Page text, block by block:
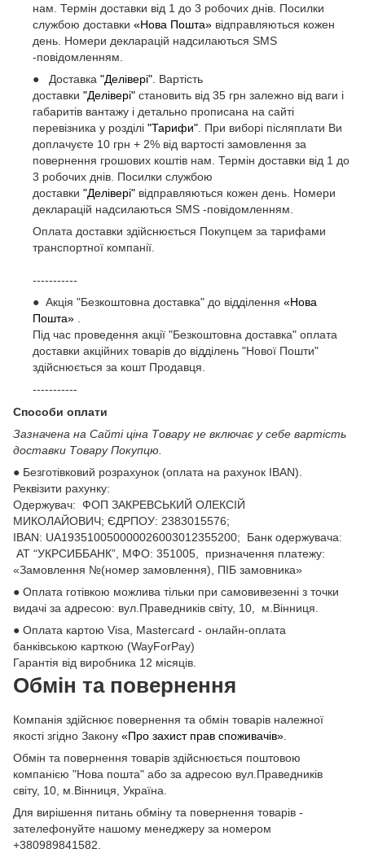
нам. Термін доставки від 1 до 3 робочих днів. Посилки
службою доставки «Нова Пошта» відправляються кожен
день. Номери декларацій надсилаються SMS
-повідомленням.
● Доставка "Делівері" . Вартість
доставки "Делівері" становить від 35 грн залежно від ваги і
габаритів вантажу і детально прописана на сайті
перевізника у розділі "Тарифи" . При виборі післяплати Ви
доплачуєте 10 грн + 2% від вартості замовлення за
повернення грошових коштів нам. Термін доставки від 1 до
3 робочих днів. Посилки службою
доставки "Делівері" відправляються кожен день. Номери
декларацій надсилаються SMS -повідомленням.
Оплата доставки здійснюється Покупцем за тарифами
транспортної компанії.
-----------
● Акція "Безкоштовна доставка" до відділення «Нова
Пошта»
Під час проведення акції "Безкоштовна доставка" оплата
доставки акційних товарів до відділень "Нової Пошти"
здійснюється за кошт Продавця.
-----------
Способи оплати
Зазначена на Сайті ціна Товару не включає у себе вартість
доставки Товару Покупцю.
● Безготівковий розрахунок (оплата на рахунок IBAN).
Реквізити рахунку:
Одержувач: ФОП ЗАКРЕВСЬКИЙ ОЛЕКСІЙ
МИКОЛАЙОВИЧ; ЄДРПОУ: 2383015576;
ІВАN: UA193510050000026003012355200; Банк одержувача:
АТ “УКРСИББАНК”, МФО: 351005, призначення платежу:
«Замовлення №(номер замовлення), ПІБ замовника»
● Оплата готівкою можлива тільки при самовивезенні з точки
видачі за адресою: вул.Праведників світу, 10, м.Вінниця.
● Оплата картою Visa, Mastercard - онлайн-оплата
банківською карткою (WayForPay)
Гарантія від виробника 12 місяців.
Обмін та повернення
Компанія здійснює повернення та обмін товарів належної
якості згідно Закону «Про захист прав споживачів»
Обмін та повернення товарів здійснюється поштовою
компанією "Нова пошта" або за адресою вул.Праведників
світу, 10, м.Вінниця, Україна.
Для вирішення питань обміну та повернення товарів -
зателефонуйте нашому менеджеру за номером
+380989841582.